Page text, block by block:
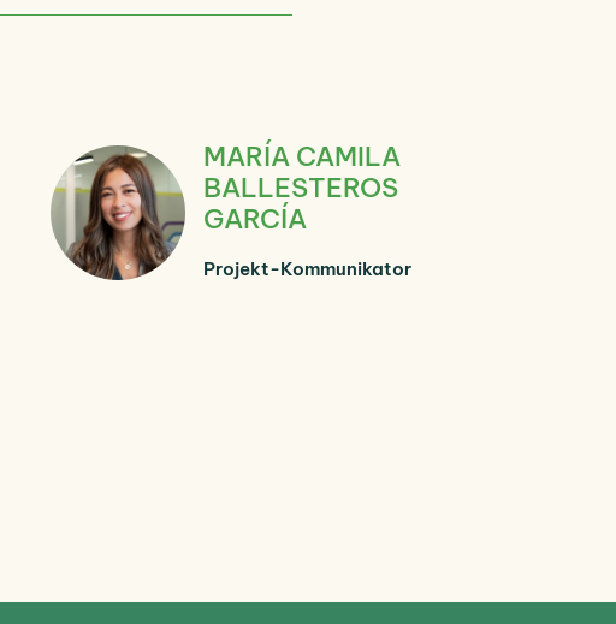
MARÍA CAMILA
BALLESTEROS
GARCÍA
Projekt-Kommunikator